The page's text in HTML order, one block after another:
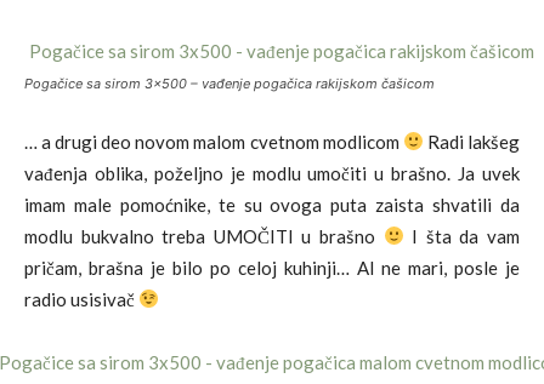
Pogačice sa sirom 3×500 – vađenje pogačica rakijskom čašicom
… a drugi deo novom malom cvetnom modlicom
Radi lakšeg
vađenja oblika, poželjno je modlu umočiti u brašno. Ja uvek
imam male pomoćnike, te su ovoga puta zaista shvatili da
modlu bukvalno treba UMOČITI u brašno
I šta da vam
pričam, brašna je bilo po celoj kuhinji… Al ne mari, posle je
radio usisivač